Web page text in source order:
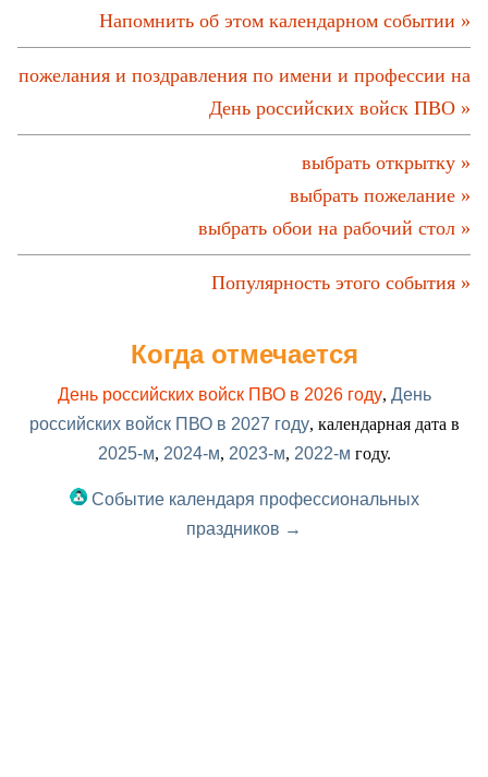
Напомнить об этом календарном событии »
пожелания и поздравления по имени и профессии на
День российских войск ПВО »
выбрать открытку »
выбрать пожелание »
выбрать обои на рабочий стол »
Популярность этого события »
Когда отмечается
День российских войск ПВО в 2026 году, День
российских войск ПВО в 2027 году, календарная дата в
2025-м, 2024-м, 2023-м, 2022-м году.
Событие календаря профессиональных
праздников →